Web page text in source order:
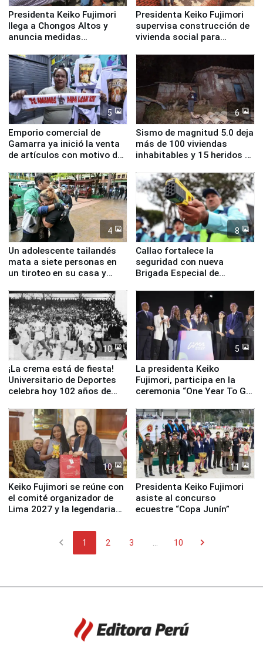
Presidenta Keiko Fujimori
llega a Chongos Altos y
anuncia medidas
educación, salud y empleo
Presidenta Keiko Fujimori
supervisa construcción de
vivienda social para
5
Emporio comercial de
Gamarra ya inició la venta
de artículos con motivo de
6
Sismo de magnitud 5.0 deja
más de 100 viviendas
inhabitables y 15 heridos en
4
Un adolescente tailandés
mata a siete personas en
un tiroteo en su casa y
8
Callao fortalece la
seguridad con nueva
Brigada Especial de
equipamiento para
Serenazgo
10
¡La crema está de fiesta!
Universitario de Deportes
celebra hoy 102 años de
5
La presidenta Keiko
Fujimori, participa en la
ceremonia “One Year To Go
10
Keiko Fujimori se reúne con
el comité organizador de
Lima 2027 y la legendaria
11
Presidenta Keiko Fujimori
asiste al concurso
ecuestre “Copa Junín”
chevron_left 1 2 3 10 chevron_right